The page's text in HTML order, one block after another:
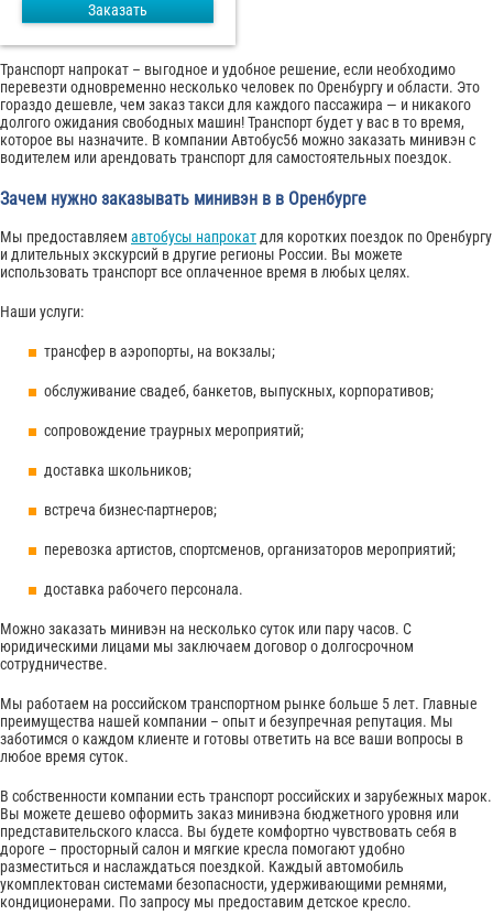
Заказать
Транспорт напрокат – выгодное и удобное решение, если необходимо
перевезти одновременно несколько человек по Оренбургу и области. Это
гораздо дешевле, чем заказ такси для каждого пассажира — и никакого
долгого ожидания свободных машин! Транспорт будет у вас в то время,
которое вы назначите. В компании Автобус56 можно заказать минивэн с
водителем или арендовать транспорт для самостоятельных поездок.
Зачем нужно заказывать минивэн в в Оренбурге
Мы предоставляем автобусы напрокат для коротких поездок по Оренбургу
и длительных экскурсий в другие регионы России. Вы можете
использовать транспорт все оплаченное время в любых целях.
Наши услуги:
трансфер в аэропорты, на вокзалы;
обслуживание свадеб, банкетов, выпускных, корпоративов;
сопровождение траурных мероприятий;
доставка школьников;
встреча бизнес-партнеров;
перевозка артистов, спортсменов, организаторов мероприятий;
доставка рабочего персонала.
Можно заказать минивэн на несколько суток или пару часов. С
юридическими лицами мы заключаем договор о долгосрочном
сотрудничестве.
Мы работаем на российском транспортном рынке больше 5 лет. Главные
преимущества нашей компании – опыт и безупречная репутация. Мы
заботимся о каждом клиенте и готовы ответить на все ваши вопросы в
любое время суток.
В собственности компании есть транспорт российских и зарубежных марок.
Вы можете дешево оформить заказ минивэна бюджетного уровня или
представительского класса. Вы будете комфортно чувствовать себя в
дороге – просторный салон и мягкие кресла помогают удобно
разместиться и наслаждаться поездкой. Каждый автомобиль
укомплектован системами безопасности, удерживающими ремнями,
кондиционерами. По запросу мы предоставим детское кресло.